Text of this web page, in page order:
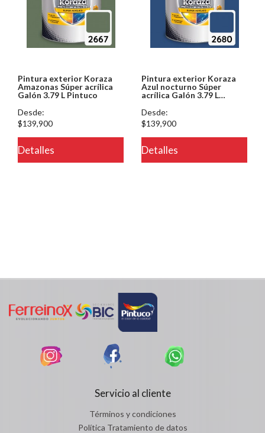
Pintura exterior Koraza
Amazonas Súper acrílica
Galón 3.79 L Pintuco
Desde:
$139,900
Detalles
Pintura exterior Koraza
Azul nocturno Súper
acrílica Galón 3.79 L
Desde:
$139,900
Detalles
Servicio al cliente
Términos y condiciones
Política Tratamiento de datos